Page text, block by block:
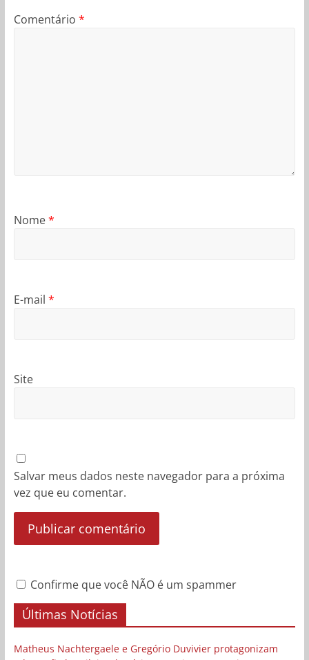
Comentário *
Nome*
E-mail *
Site
Salvar meus dados neste navegador para a próxima
vez que eu comentar.
Confirme que você NÃO é um spammer
Últimas Notícias
Matheus Nachtergaele e Gregório Duvivier protagonizam